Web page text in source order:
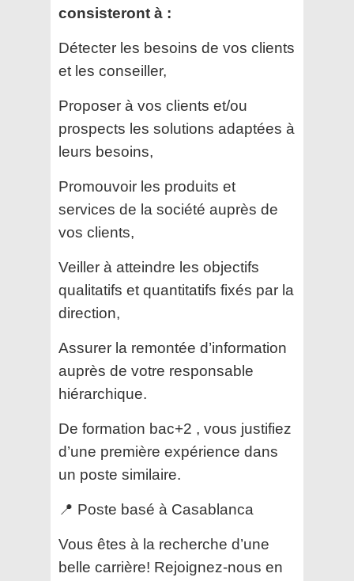
consisteront à :
Détecter les besoins de vos clients
et les conseiller,
Proposer à vos clients et/ou
prospects les solutions adaptées à
leurs besoins,
Promouvoir les produits et
services de la société auprès de
vos clients,
Veiller à atteindre les objectifs
qualitatifs et quantitatifs fixés par la
direction,
Assurer la remontée d’information
auprès de votre responsable
hiérarchique.
De formation bac+2 , vous justifiez
d’une première expérience dans
un poste similaire.
📍 Poste basé à Casablanca
Vous êtes à la recherche d’une
belle carrière! Rejoignez-nous en